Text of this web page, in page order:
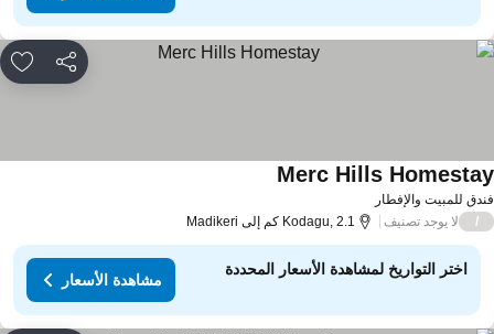
مشاركة
للمبيت والإفطار
Merc Hills
لا يوجد تصنيف Kodagu, 2.1 كم إلى Madikeri
اختر التواريخ لمشاهدة الأسعار المحددة
مشاهدة الأسعار